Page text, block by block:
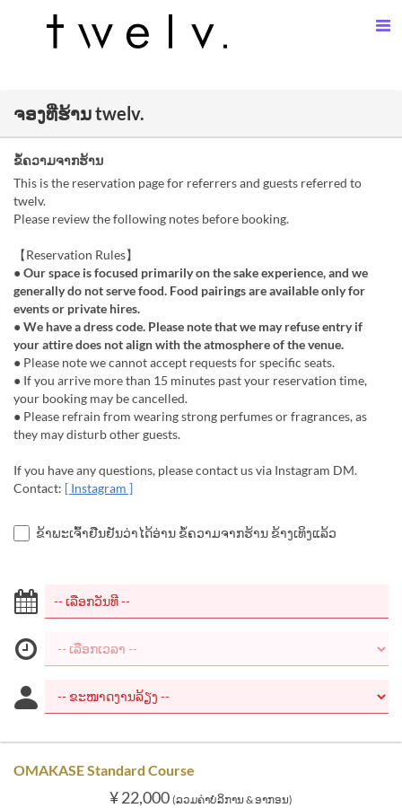
ຈອງທີ່ຮ້ານ twelv.
ຂໍ້ຄວາມຈາກຮ້ານ
This is the reservation page for referrers and guests referred to
twelv.
Please review the following notes before booking.
【Reservation Rules】
● Our space is focused primarily on the sake experience, and we
generally do not serve food. Food pairings are available only for
events or private hires.
● We have a dress code. Please note that we may refuse entry if
your attire does not align with the atmosphere of the venue.
● Please note we cannot accept requests for specific seats.
● If you arrive more than 15 minutes past your reservation time,
your booking may be cancelled.
● Please refrain from wearing strong perfumes or fragrances, as
they may disturb other guests.
If you have any questions, please contact us via Instagram DM.
Contact: [ Instagram ]
ຂ້າພະເຈົ້າຢືນຢັນວ່າໄດ້ອ່ານ ຂໍ້ຄວາມຈາກຮ້ານ ຂ້າງເທິງແລ້ວ
OMAKASE Standard Course
¥ 22,000 (ລວມຄ່າບໍລິການ & ອາກອນ)